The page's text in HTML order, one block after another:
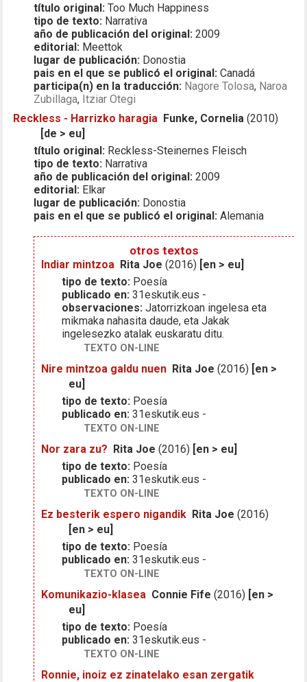
título original: Too Much Happiness
tipo de texto: Narrativa
año de publicación del original: 2009
editorial: Meettok
lugar de publicación: Donostia
pais en el que se publicó el original: Canadá
participa(n) en la traducción: Nagore Tolosa, Naroa
Zubillaga, Itziar Otegi
Reckless - Harrizko haragia Funke, Cornelia (2010)
[de > eu]
título original: Reckless-Steinernes Fleisch
tipo de texto: Narrativa
año de publicación del original: 2009
editorial: Elkar
lugar de publicación: Donostia
pais en el que se publicó el original: Alemania
otros textos
Indiar mintzoa Rita Joe (2016) [en > eu]
tipo de texto: Poesía
publicado en: 31eskutik.eus -
observaciones: Jatorrizkoan ingelesa eta
mikmaka nahasita daude, eta Jakak
ingelesezko atalak euskaratu ditu.
TEXTO ON-LINE
Nire mintzoa galdu nuen Rita Joe (2016) [en >
eu]
tipo de texto: Poesía
publicado en: 31eskutik.eus -
TEXTO ON-LINE
Nor zara zu? Rita Joe (2016) [en > eu]
tipo de texto: Poesía
publicado en: 31eskutik.eus -
TEXTO ON-LINE
Ez besterik espero nigandik Rita Joe (2016)
[en > eu]
tipo de texto: Poesía
publicado en: 31eskutik.eus -
TEXTO ON-LINE
Komunikazio-klasea Connie Fife (2016) [en >
eu]
tipo de texto: Poesía
publicado en: 31eskutik.eus -
TEXTO ON-LINE
Ronnie, inoiz ez zinatelako esan zergatik